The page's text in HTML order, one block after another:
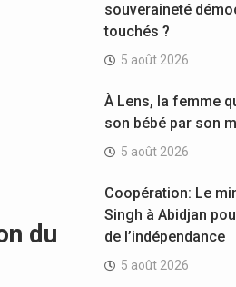
du
souveraineté
touchés ?
5 août 2026
À Lens, la femme
son bébé par son
5 août 2026
Coopération: Le
Singh à Abidjan
de l’indépendance
5 août 2026